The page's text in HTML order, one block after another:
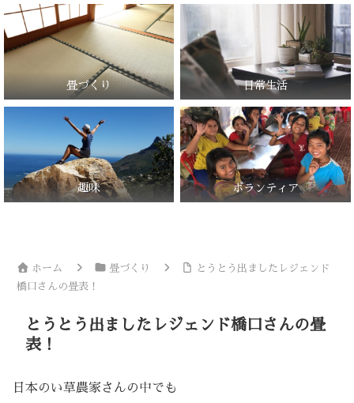
畳づくり 日常生活
趣味 ボランティア
ホーム 畳づくり
とうとう出ましたレジェンド
橋口さんの畳表！
とうとう出ましたレジェンド橋口さんの畳
表！
日本のい草農家さんの中でも